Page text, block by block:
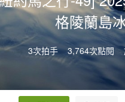
格陵蘭島
3次拍手 3,764次點閱